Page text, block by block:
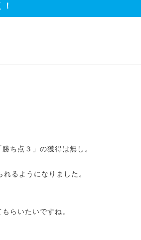
ち点３」の獲得は無し。
るようになりました。
らいたいですね。